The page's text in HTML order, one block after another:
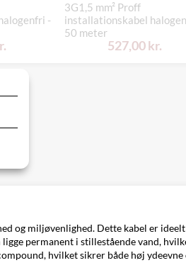
-
3G1,5 mm² Proff
installationskabel
50 meter
527,00 kr.
og miljøvenlighed. Dette kabel er
permanent i stillestående vand,
hvilket sikrer både høj ydeevne